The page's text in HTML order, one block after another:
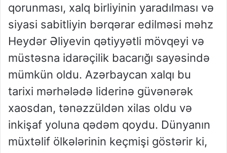
qorunması, xalq birliyinin yaradılması və
siyasi sabitliyin bərqərar edilməsi məhz
Heydər Əliyevin qətiyyətli mövqeyi və
müstəsna idarəçilik bacarığı sayəsində
mümkün oldu. Azərbaycan xalqı bu
tarixi mərhələdə liderinə güvənərək
xaosdan, tənəzzüldən xilas oldu və
inkişaf yoluna qədəm qoydu. Dünyanın
müxtəlif ölkələrinin keçmişi göstərir ki,